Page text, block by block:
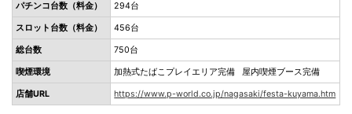
パチンコ台数（料金） 294台
スロット台数（料金） 456台
総台数 750台
喫煙環境 加熱式たばこプレイエリア完備 屋内喫煙ブース完備
店舗URL https://www.p-world.co.jp/nagasaki/festa-kuyama.htm